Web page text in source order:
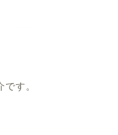
す。